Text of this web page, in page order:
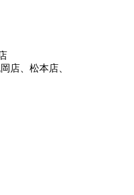
店、松本店、